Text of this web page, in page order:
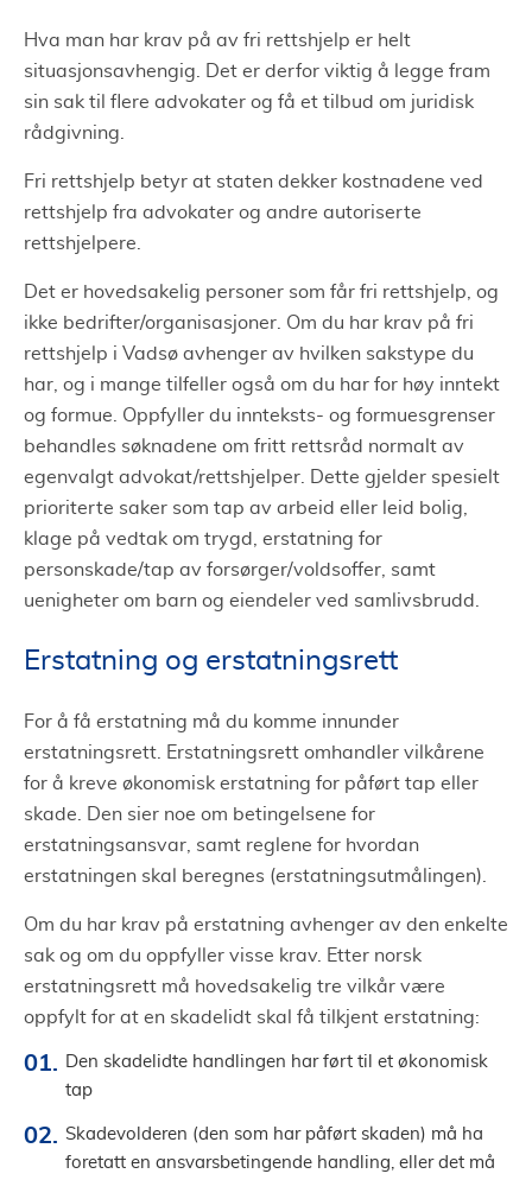
Hva man har krav på av fri rettshjelp er helt
situasjonsavhengig. Det er derfor viktig å legge fram
sin sak til flere advokater og få et tilbud om juridisk
rådgivning.
Fri rettshjelp betyr at staten dekker kostnadene ved
rettshjelp fra advokater og andre autoriserte
rettshjelpere.
Det er hovedsakelig personer som får fri rettshjelp, og
ikke bedrifter/organisasjoner. Om du har krav på fri
rettshjelp i Vadsø avhenger av hvilken sakstype du
har, og i mange tilfeller også om du har for høy inntekt
og formue. Oppfyller du innteksts- og formuesgrenser
behandles søknadene om fritt rettsråd normalt av
egenvalgt advokat/rettshjelper. Dette gjelder spesielt
prioriterte saker som tap av arbeid eller leid bolig,
klage på vedtak om trygd, erstatning for
personskade/tap av forsørger/voldsoffer, samt
uenigheter om barn og eiendeler ved samlivsbrudd.
Erstatning og erstatningsrett
For å få erstatning må du komme innunder
erstatningsrett. Erstatningsrett omhandler vilkårene
for å kreve økonomisk erstatning for påført tap eller
skade. Den sier noe om betingelsene for
erstatningsansvar, samt reglene for hvordan
erstatningen skal beregnes (erstatningsutmålingen).
Om du har krav på erstatning avhenger av den enkelte
sak og om du oppfyller visse krav. Etter norsk
erstatningsrett må hovedsakelig tre vilkår være
oppfylt for at en skadelidt skal få tilkjent erstatning:
Den skadelidte handlingen har ført til et økonomisk
tap
Skadevolderen (den som har påført skaden) må ha
foretatt en ansvarsbetingende handling, eller det må